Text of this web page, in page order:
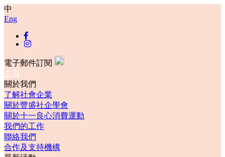
中
Eng
電子郵件訂閱
主頁
關於我們
了解社會企業
關於豐盛社企學會
關於十一良心消費運動
我們的工作
聯絡我們
合作及支持機構